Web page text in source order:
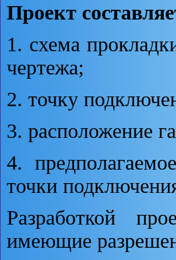
Проект
1. схема
чертежа;
2. точку
3. расположение
4.
точки
Разработкой
имеющие